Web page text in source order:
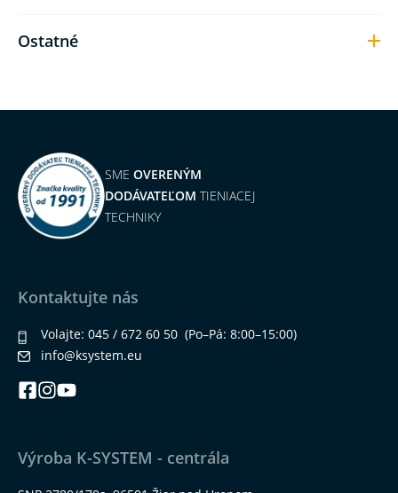
Ostatné
SME OVERENÝM
DODÁVATEĽOM TIENIACEJ
TECHNIKY
Kontaktujte nás
Volajte: 045 / 672 60 50 (Po–Pá: 8:00–15:00)
info@ksystem.eu
Výroba K-SYSTEM - centrála